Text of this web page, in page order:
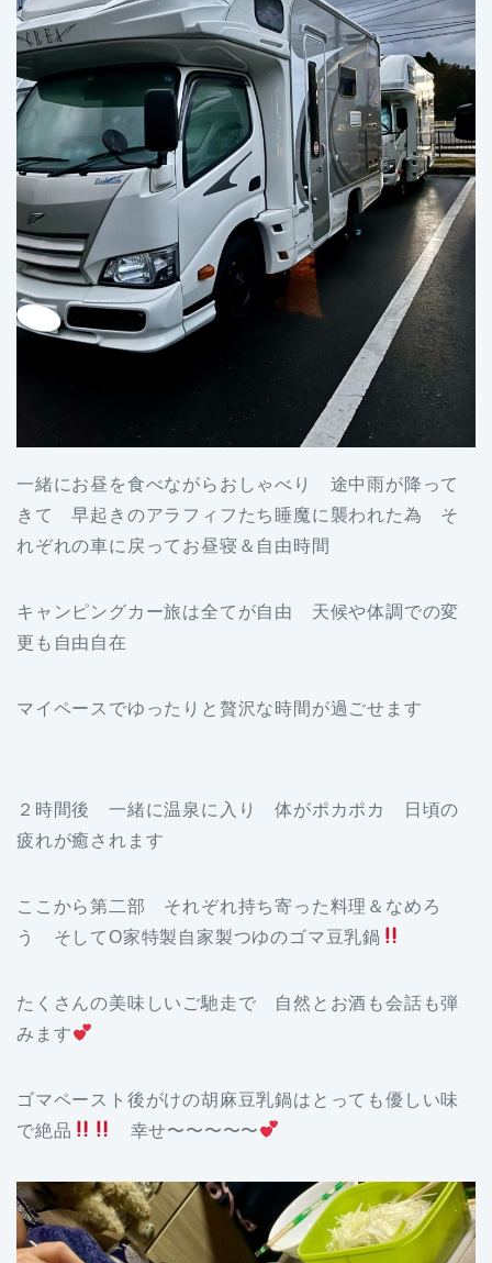
一緒にお昼を食べながらおしゃべり 途中雨が降って
きて 早起きのアラフィフたち睡魔に襲われた為 そ
れぞれの車に戻ってお昼寝＆自由時間
キャンピングカー旅は全てが自由 天候や体調での変
更も自由自在
マイペースでゆったりと贅沢な時間が過ごせます
２時間後 一緒に温泉に入り 体がポカポカ 日頃の
疲れが癒されます
ここから第二部 それぞれ持ち寄った料理＆なめろ
う そしてO家特製自家製つゆのゴマ豆乳鍋
たくさんの美味しいご馳走で 自然とお酒も会話も弾
みます
ゴマペースト後がけの胡麻豆乳鍋はとっても優しい味
で絶品
幸せ〜〜〜〜〜